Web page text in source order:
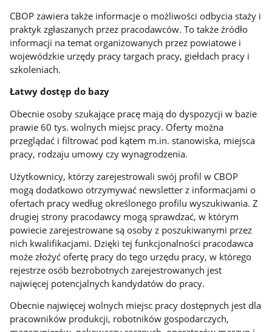
CBOP zawiera także informacje o możliwości odbycia staży i
praktyk zgłaszanych przez pracodawców. To także źródło
informacji na temat organizowanych przez powiatowe i
wojewódzkie urzędy pracy targach pracy, giełdach pracy i
szkoleniach.
Łatwy dostęp do bazy
Obecnie osoby szukające pracę mają do dyspozycji w bazie
prawie 60 tys. wolnych miejsc pracy. Oferty można
przeglądać i filtrować pod kątem m.in. stanowiska, miejsca
pracy, rodzaju umowy czy wynagrodzenia.
Użytkownicy, którzy zarejestrowali swój profil w CBOP
mogą dodatkowo otrzymywać newsletter z informacjami o
ofertach pracy według określonego profilu wyszukiwania. Z
drugiej strony pracodawcy mogą sprawdzać, w którym
powiecie zarejestrowane są osoby z poszukiwanymi przez
nich kwalifikacjami. Dzięki tej funkcjonalności pracodawca
może złożyć ofertę pracy do tego urzędu pracy, w którego
rejestrze osób bezrobotnych zarejestrowanych jest
najwięcej potencjalnych kandydatów do pracy.
Obecnie najwięcej wolnych miejsc pracy dostępnych jest dla
pracowników produkcji, robotników gospodarczych,